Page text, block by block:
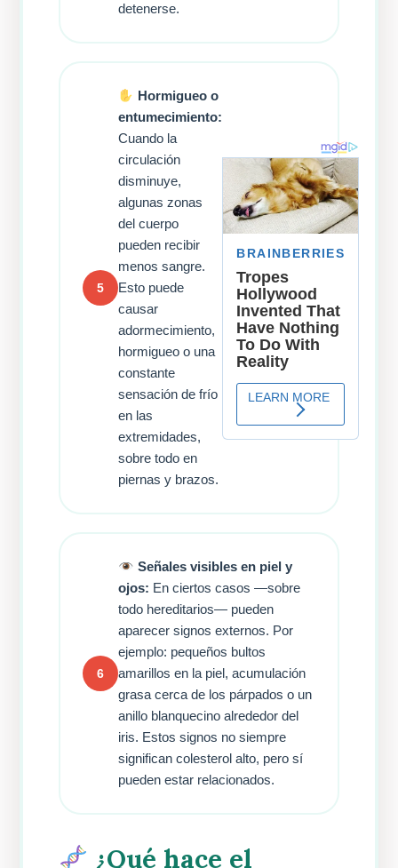
detenerse.
5
Hormigueo o
entumecimiento:
Cuando la
circulación
disminuye,
algunas zonas
del cuerpo
pueden recibir
menos sangre.
Esto puede
causar
adormecimiento,
hormigueo o una
constante
sensación de frío
en las
extremidades,
sobre todo en
piernas y brazos.
6
Señales visibles en piel y
ojos: En ciertos casos —sobre
todo hereditarios— pueden
aparecer signos externos. Por
ejemplo: pequeños bultos
amarillos en la piel, acumulación
grasa cerca de los párpados o un
anillo blanquecino alrededor del
iris. Estos signos no siempre
significan colesterol alto, pero sí
pueden estar relacionados.
¿Qué hace el